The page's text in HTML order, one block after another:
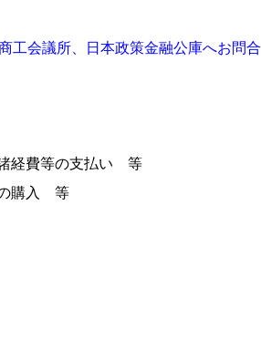
工会議所、日本政策金融公庫へお問合
諸経費等の支払い 等
の購入 等